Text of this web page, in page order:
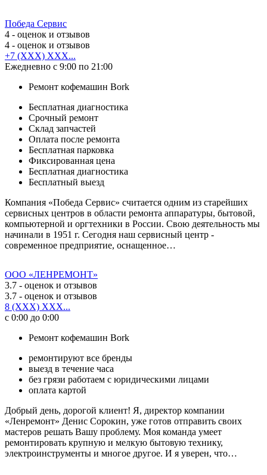
Победа Сервис
4 - оценок и отзывов
4 - оценок и отзывов
+7 (XXX) XXX...
Ежедневно с 9:00 по 21:00
Ремонт кофемашин Bork
Бесплатная диагностика
Срочный ремонт
Cклад запчастей
Оплата после ремонта
Бесплатная парковка
Фиксированная цена
Бесплатная диагностика
Бесплатный выезд
Компания «Победа Сервис» считается одним из старейших
сервисных центров в области ремонта аппаратуры, бытовой,
компьютерной и оргтехники в России. Свою деятельность мы
начинали в 1951 г. Сегодня наш сервисный центр -
современное предприятие, оснащенное…
ООО «ЛЕНРЕМОНТ»
3.7 - оценок и отзывов
3.7 - оценок и отзывов
8 (XXX) XXX...
с 0:00 до 0:00
Ремонт кофемашин Bork
ремонтируют все бренды
выезд в течение часа
без грязи работаем с юридическими лицами
оплата картой
Добрый день, дорогой клиент! Я, директор компании
«Ленремонт» Денис Сорокин, уже готов отправить своих
мастеров решать Вашу проблему. Моя команда умеет
ремонтировать крупную и мелкую бытовую технику,
электроинструменты и многое другое. И я уверен, что…